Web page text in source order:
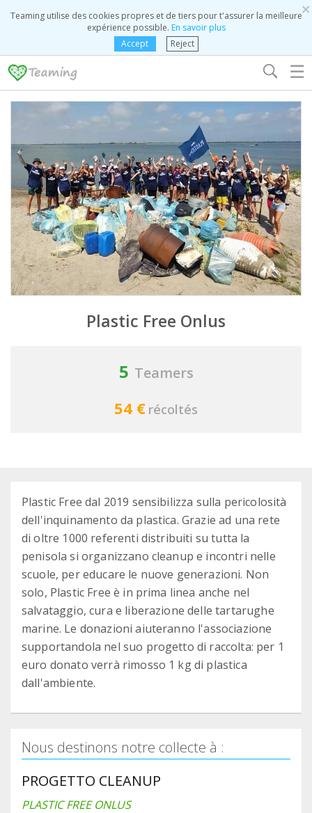
×
Teaming utilise des cookies propres et de tiers pour t'assurer la meilleure
expérience possible. En savoir plus
Accept
Reject
☰
Plastic Free Onlus
5 Teamers
54 € récoltés
Plastic Free dal 2019 sensibilizza sulla pericolosità
dell'inquinamento da plastica. Grazie ad una rete
di oltre 1000 referenti distribuiti su tutta la
penisola si organizzano cleanup e incontri nelle
scuole, per educare le nuove generazioni. Non
solo, Plastic Free è in prima linea anche nel
salvataggio, cura e liberazione delle tartarughe
marine. Le donazioni aiuteranno l'associazione
supportandola nel suo progetto di raccolta: per 1
euro donato verrà rimosso 1 kg di plastica
dall'ambiente.
Nous destinons notre collecte à :
PROGETTO CLEANUP
PLASTIC FREE ONLUS